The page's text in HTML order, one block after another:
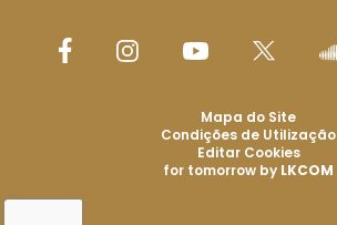
Mapa do Site
Condições de Utilização
Editar Cookies
for tomorrow by LKCOM